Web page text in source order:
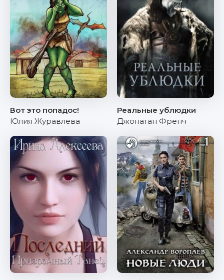
Вот это попадос!
Юлия Журавлева
Реальные ублюдки
Джонатан Френч